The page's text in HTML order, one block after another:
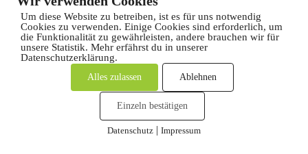
Impressum
Datenschutz
English Română
Um diese Website zu betreiben, ist es für uns notwendig
Cookies zu verwenden. Einige Cookies sind erforderlich, um
die Funktionalität zu gewährleisten, andere brauchen wir für
unsere Statistik. Mehr erfährst du in unserer
Datenschutzerklärung.
Alles zulassen Ablehnen
Einzeln bestätigen
Datenschutz | Impressum